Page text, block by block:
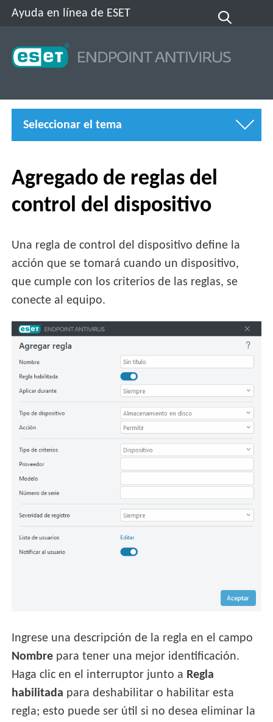
Ayuda en línea de ESET
Seleccionar el tema
Agregado de reglas del
control del dispositivo
Una regla de control del dispositivo define la
acción que se tomará cuando un dispositivo,
que cumple con los criterios de las reglas, se
conecte al equipo.
Ingrese una descripción de la regla en el campo
Nombre para tener una mejor identificación.
Haga clic en el interruptor junto a Regla
habilitada para deshabilitar o habilitar esta
regla; esto puede ser útil si no desea eliminar la